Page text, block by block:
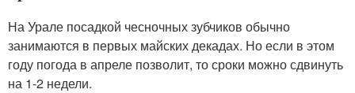
На Урале посадкой чесночных зубчиков обычно
занимаются в первых майских декадах. Но если в этом
году погода в апреле позволит, то сроки можно сдвинуть
на 1-2 недели.